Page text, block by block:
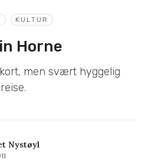
KULTUR
Horne
men svært hyggelig
reise.
Nystøyl